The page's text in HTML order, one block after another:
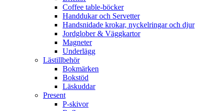
Coffee table-böcker
Handdukar och Servetter
Handsnidade krokar, nyckelringar och djur
Jordglober & Väggkartor
Magneter
Underlägg
Lästillbehör
Bokmärken
Bokstöd
Läskuddar
Present
P-skivor